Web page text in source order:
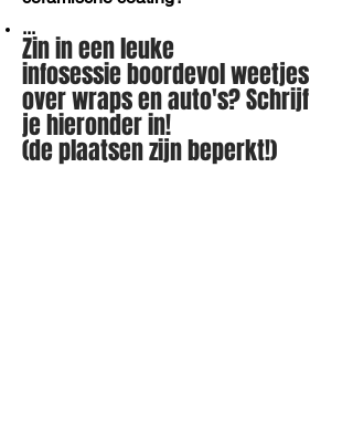
...
Zin in een leuke
infosessie boordevol weetjes
over wraps en auto's? Schrijf
je hieronder in!
(de plaatsen zijn beperkt!)